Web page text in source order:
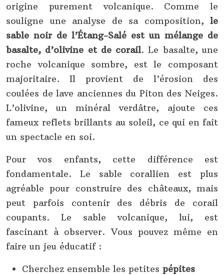
origine purement volcanique. Comme le
souligne une analyse de sa composition, le
sable noir de l’Étang-Salé est un mélange de
basalte, d’olivine et de corail. Le basalte, une
roche volcanique sombre, est le composant
majoritaire. Il provient de l’érosion des
coulées de lave anciennes du Piton des Neiges.
L’olivine, un minéral verdâtre, ajoute ces
fameux reflets brillants au soleil, ce qui en fait
un spectacle en soi.
Pour vos enfants, cette différence est
fondamentale. Le sable corallien est plus
agréable pour construire des châteaux, mais
peut parfois contenir des débris de corail
coupants. Le sable volcanique, lui, est
fascinant à observer. Vous pouvez même en
faire un jeu éducatif :
Cherchez ensemble les petites pépites